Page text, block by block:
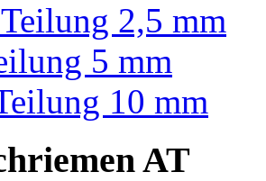
2,5 mm
5 mm
10 mm
AT